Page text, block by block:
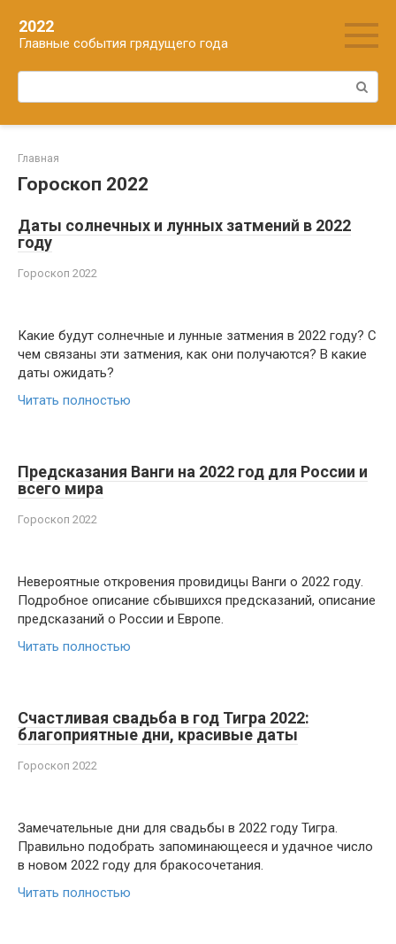
контенту
2022
Главные события грядущего года
Главная
Гороскоп 2022
Даты солнечных и лунных затмений в 2022
году
Гороскоп 2022
Какие будут солнечные и лунные затмения в 2022 году? С
чем связаны эти затмения, как они получаются? В какие
даты ожидать?
Читать полностью
Предсказания Ванги на 2022 год для России и
всего мира
Гороскоп 2022
Невероятные откровения провидицы Ванги о 2022 году.
Подробное описание сбывшихся предсказаний, описание
предсказаний о России и Европе.
Читать полностью
Счастливая свадьба в год Тигра 2022:
благоприятные дни, красивые даты
Гороскоп 2022
Замечательные дни для свадьбы в 2022 году Тигра.
Правильно подобрать запоминающееся и удачное число
в новом 2022 году для бракосочетания.
Читать полностью